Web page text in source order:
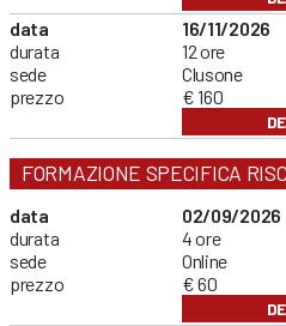
data
durata
sede
prezzo
16/11/2026
12 ore
Clusone
€ 160
FORMAZIONE SPECIFICA
data
durata
sede
prezzo
02/09/2026
4 ore
Online
€ 60